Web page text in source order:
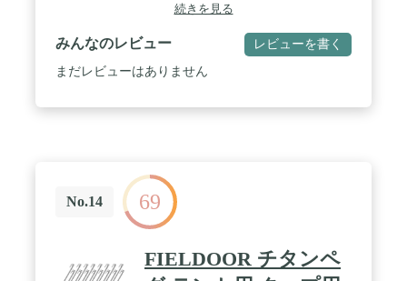
続きを見る
みんなのレビュー レビューを書く
まだレビューはありません
No.14 69
FIELDOOR チタンペ